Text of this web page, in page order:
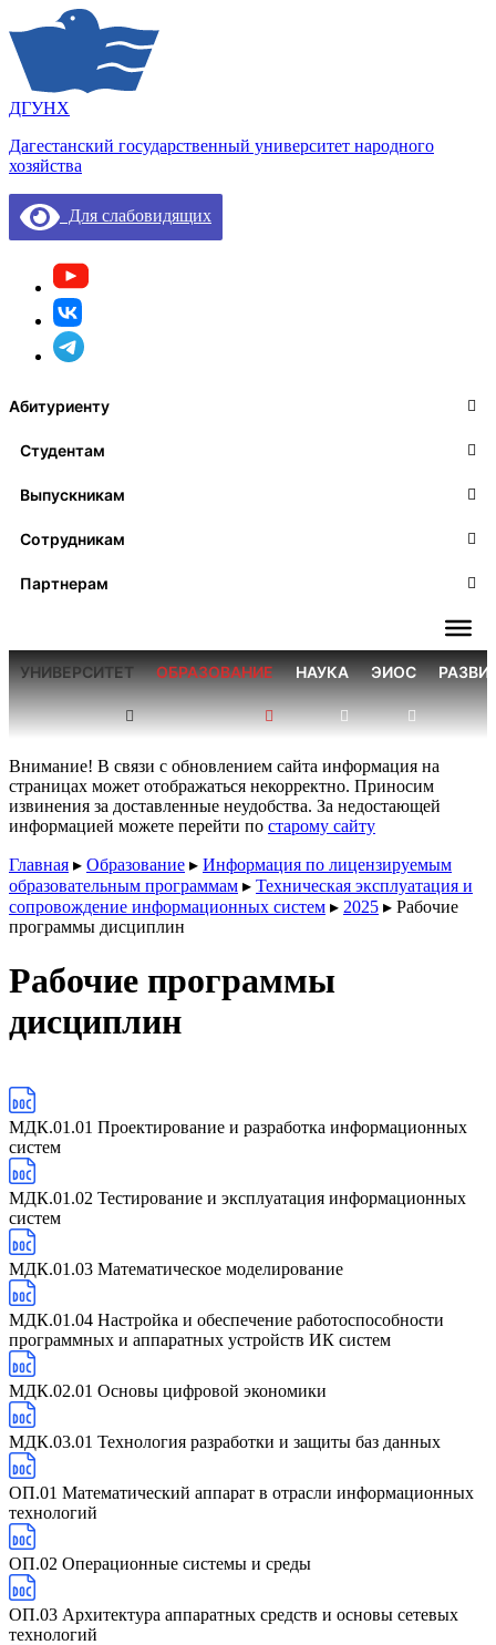
ДГУНХ
Дагестанский государственный университет народного
хозяйства
Для слабовидящих
Абитуриенту
Студентам
Выпускникам
Сотрудникам
Партнерам
УНИВЕРСИТЕТ ОБРАЗОВАНИЕ НАУКА ЭИОС
Внимание! В связи с обновлением сайта информация на
страницах может отображаться некорректно. Приносим
извинения за доставленные неудобства. За недостающей
информацией можете перейти по старому сайту
Главная ▸ Образование ▸ Информация по лицензируемым
образовательным программам ▸ Техническая эксплуатация и
сопровождение информационных систем ▸ 2025 ▸ Рабочие
программы дисциплин
Рабочие программы
дисциплин
МДК.01.01 Проектирование и разработка информационных
систем
МДК.01.02 Тестирование и эксплуатация информационных
систем
МДК.01.03 Математическое моделирование
МДК.01.04 Настройка и обеспечение работоспособности
программных и аппаратных устройств ИК систем
МДК.02.01 Основы цифровой экономики
МДК.03.01 Технология разработки и защиты баз данных
ОП.01 Математический аппарат в отрасли информационных
технологий
ОП.02 Операционные системы и среды
ОП.03 Архитектура аппаратных средств и основы сетевых
технологий